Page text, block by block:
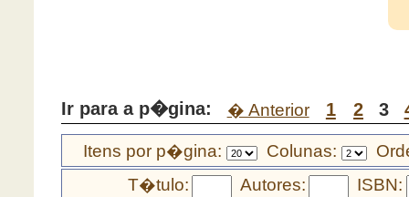
Ir para a p�gina: � Anterior 1 2 3
Itens por p�gina: Colunas:
T�tulo:
Autores:
ISBN: